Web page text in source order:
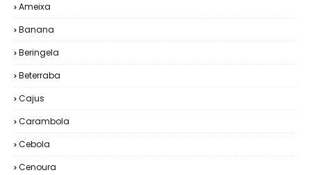
Ameixa
Banana
Beringela
Beterraba
Cajus
Carambola
Cebola
Cenoura